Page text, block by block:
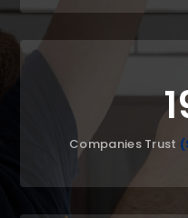
Companies Trust